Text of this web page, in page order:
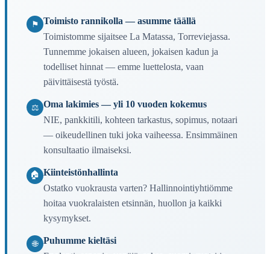
⚑ Toimisto rannikolla — asumme täällä
Toimistomme sijaitsee La Matassa, Torreviejassa.
Tunnemme jokaisen alueen, jokaisen kadun ja
todelliset hinnat — emme luettelosta, vaan
päivittäisestä työstä.
⚖ Oma lakimies — yli 10 vuoden kokemus
NIE, pankkitili, kohteen tarkastus, sopimus, notaari
— oikeudellinen tuki joka vaiheessa. Ensimmäinen
konsultaatio ilmaiseksi.
🏠 Kiinteistönhallinta
Ostatko vuokrausta varten? Hallinnointiyhtiömme
hoitaa vuokralaisten etsinnän, huollon ja kaikki
kysymykset.
🌐
Puhumme kieltäsi